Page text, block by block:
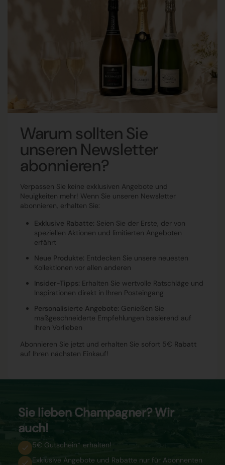
Warum sollten Sie
unseren Newsletter
abonnieren?
Verpassen Sie keine exklusiven Angebote und
Neuigkeiten mehr! Wenn Sie unseren Newsletter
abonnieren, erhalten Sie:
Exklusive Rabatte: Seien Sie der Erste, der von
speziellen Aktionen und limitierten Angeboten
erfährt
Neue Produkte: Entdecken Sie unsere neuesten
Kollektionen vor allen anderen
Insider-Tipps: Erhalten Sie wertvolle Ratschläge und
Inspirationen direkt in Ihren Posteingang
Personalisierte Angebote: Genießen Sie
maßgeschneiderte Empfehlungen basierend auf
Ihren Vorlieben
Abonnieren Sie jetzt und erhalten Sie sofort 5€ Rabatt
auf Ihren nächsten Einkauf!
Sie lieben Champagner? Wir
auch!
5€ Gutschein* erhalten!
Exklusive Angebote und Rabatte nur für Abonnenten